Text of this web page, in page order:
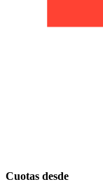
Cuotas desde